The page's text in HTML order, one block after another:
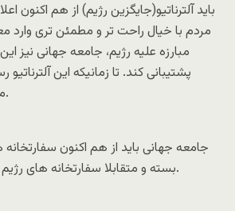
مردم با خیال راحت تر و مطمئن تری وارد
مبارزه علیه رژیم، جامعه جهانی نیز این
پشتیبانی کند. تا زمانیکه این
میترسند هزینه بدهند.
بسته و متقابلا سفارتخانه های رژیم در دنیا را تعطیل کنند.